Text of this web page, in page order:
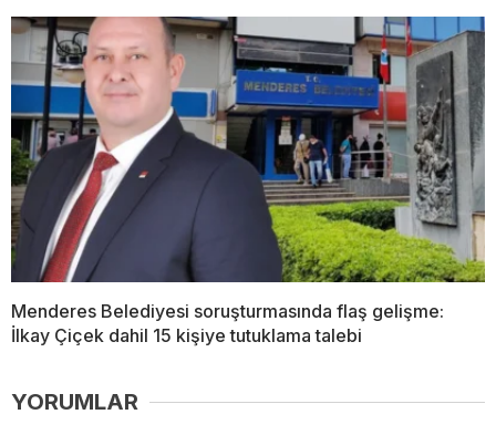
Menderes Belediyesi soruşturmasında flaş gelişme:
İlkay Çiçek dahil 15 kişiye tutuklama talebi
YORUMLAR